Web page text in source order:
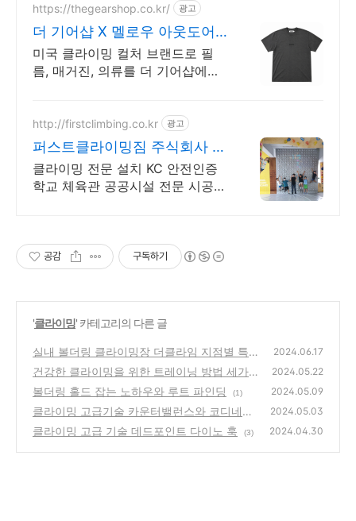
https://thegearshop.co.kr/ 광고
더 기어샵 X 멜로우 아웃도어
편집샵
미국 클라이밍 컬처 브랜드로 필
름, 매거진, 의류를 더 기어샵에서
http://firstclimbing.co.kr 광고
퍼스트클라이밍짐 주식회사 사
회적기업
클라이밍 전문 설치 KC 안전인증
학교 체육관 공공시설 전문 시공
공감 구독하기
'클라이밍' 카테고리의 다른 글
실내 볼더링 클라이밍장 더클라임 지점별 특징
1
(0)
2024.06.17
건강한 클라이밍을 위한 트레이닝 방법 세가지
(2)
2024.05.22
볼더링 홀드 잡는 노하우와 루트 파인딩 (1) 2024.05.09
클라이밍 고급기술 카운터밸런스와 코디네이
션
(1)
2024.05.03
클라이밍 고급 기술 데드포인트 다이노 훅 (3) 2024.04.30